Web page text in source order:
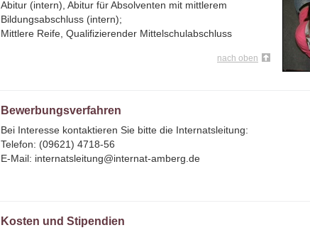
Abitur (intern), Abitur für Absolventen mit mittlerem
Bildungsabschluss (intern);
Mittlere Reife, Qualifizierender Mittelschulabschluss
nach oben
Bewerbungsverfahren
Bei Interesse kontaktieren Sie bitte die Internatsleitung:
Telefon: (09621) 4718-56
E-Mail: internatsleitung@internat-amberg.de
Kosten und Stipendien